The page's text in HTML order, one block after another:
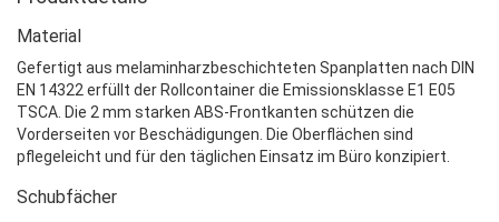
Material
Gefertigt aus melaminharzbeschichteten Spanplatten nach DIN
EN 14322 erfüllt der Rollcontainer die Emissionsklasse E1 E05
TSCA. Die 2 mm starken ABS-Frontkanten schützen die
Vorderseiten vor Beschädigungen. Die Oberflächen sind
pflegeleicht und für den täglichen Einsatz im Büro konzipiert.
Schubfächer